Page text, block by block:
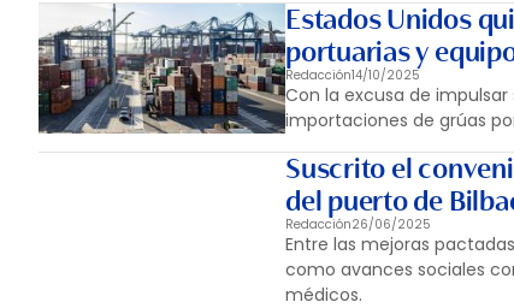
Estados Unidos
portuarias y
Redacción14/10/2025
Con la excusa de
importaciones de grúas
Suscrito el
del puerto de
Redacción26/06/2025
Entre las mejoras
como avances sociales
médicos.